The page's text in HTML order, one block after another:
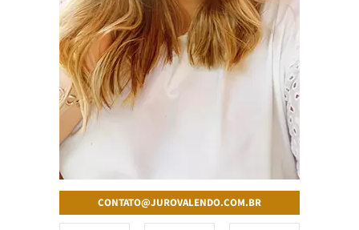
CONTATO@JUROVALENDO.COM.BR